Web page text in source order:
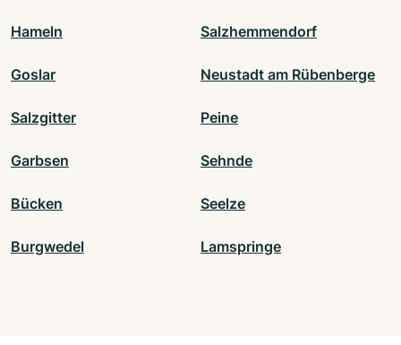
Hameln Salzhemmendorf
Goslar Neustadt am Rübenberge
Salzgitter Peine
Garbsen Sehnde
Bücken Seelze
Burgwedel Lamspringe